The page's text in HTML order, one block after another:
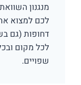
לכם למצוא
דחופות (גם
לכל מקום
שפויים.